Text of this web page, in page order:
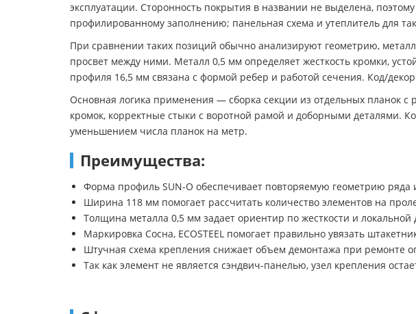
эксплуатации. Сторонность покрытия в названии не выделена,
профилированному заполнению; панельная схема и утеплитель для
При сравнении таких позиций обычно анализируют геометрию,
просвет между ними. Металл 0,5 мм определяет жесткость кромки,
профиля 16,5 мм связана с формой ребер и работой сечения. Код/
Основная логика применения — сборка секции из отдельных планок
кромок, корректные стыки с воротной рамой и доборными деталями.
уменьшением числа планок на метр.
Преимущества:
Форма профиль SUN-O обеспечивает повторяемую геометрию ряда
Ширина 118 мм помогает рассчитать количество элементов на
Толщина металла 0,5 мм задает ориентир по жесткости и
Маркировка Сосна, ECOSTEEL помогает правильно увязать
Штучная схема крепления снижает объем демонтажа при ремонте
Так как элемент не является сэндвич-панелью, узел крепления